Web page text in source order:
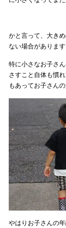
かと言って、大き
ない場合があります
特に小さなお子さ
さすこと自体も慣
もあってお子さん
やはりお子さんの